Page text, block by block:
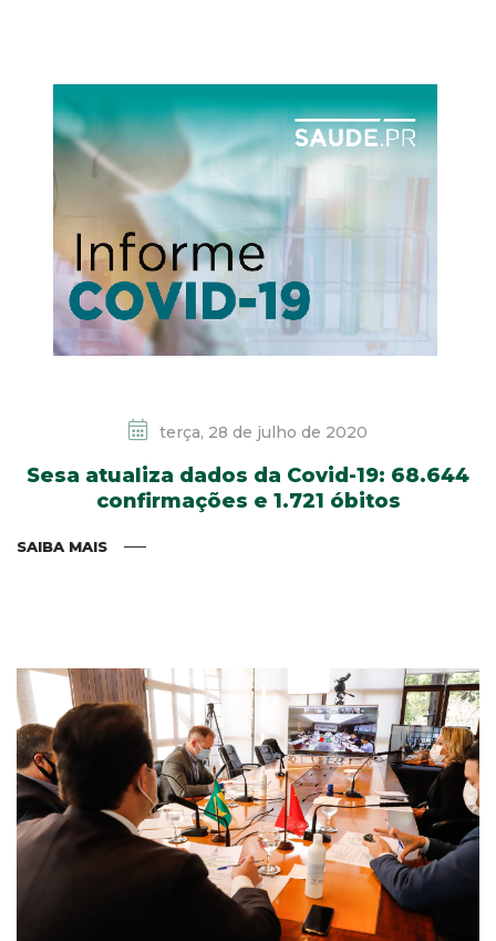
terça, 28 de julho de 2020
Sesa atualiza dados da Covid-19: 68.644
confirmações e 1.721 óbitos
SAIBA MAIS